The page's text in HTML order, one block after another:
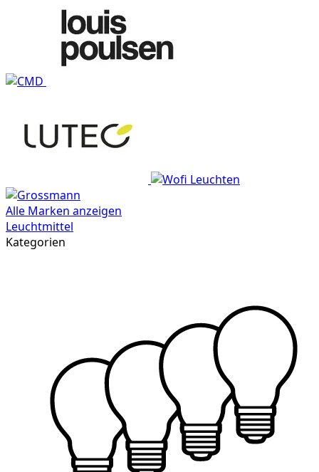
Alle Marken anzeigen
Leuchtmittel
Kategorien